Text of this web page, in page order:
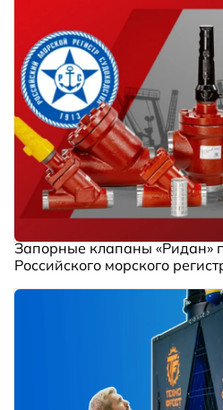
Запорные клапаны «Ридан»
Российского морского